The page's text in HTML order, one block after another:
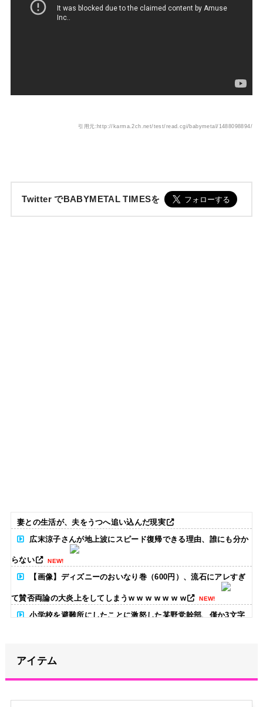
引用元:http://karma.2ch.net/test/read.cgi/babymetal/1488098894/
Twitter でBABYMETAL TIMESを
妻との生活が、夫をうつへ追い込んだ現実
広末涼子さんが地上波にスピード復帰できる理由、誰にも分か
らない NEW!
【画像】ディズニーのおいなり巻（600円）、流石にアレすぎ
て賛否両論の大炎上をしてしまうw w w w w w w NEW!
小学校を避難所にしたことに激怒した某野党幹部、僅か3文字
【画像】どのママのお胸チュパチュパしたい？ NEW!
アイテム